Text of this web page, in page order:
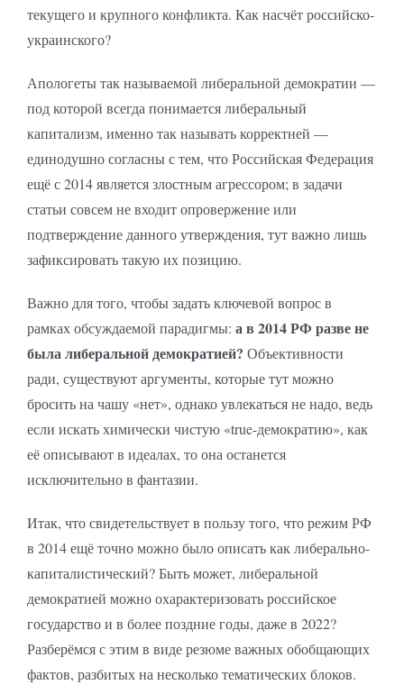
текущего и крупного конфликта. Как насчёт российско-
украинского?
Апологеты так называемой либеральной демократии —
под которой всегда понимается либеральный
капитализм, именно так называть корректней —
единодушно согласны с тем, что Российская Федерация
ещё с 2014 является злостным агрессором; в задачи
статьи совсем не входит опровержение или
подтверждение данного утверждения, тут важно лишь
зафиксировать такую их позицию.
Важно для того, чтобы задать ключевой вопрос в
рамках обсуждаемой парадигмы: а в 2014 РФ разве не
была либеральной демократией? Объективности
ради, существуют аргументы, которые тут можно
бросить на чашу «нет», однако увлекаться не надо, ведь
если искать химически чистую «true-демократию», как
её описывают в идеалах, то она останется
исключительно в фантазии.
Итак, что свидетельствует в пользу того, что режим РФ
в 2014 ещё точно можно было описать как либерально-
капиталистический? Быть может, либеральной
демократией можно охарактеризовать российское
государство и в более поздние годы, даже в 2022?
Разберёмся с этим в виде резюме важных обобщающих
фактов, разбитых на несколько тематических блоков.